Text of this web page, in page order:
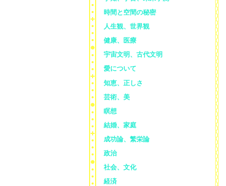
時間と空間の秘密
人生観、世界観
健康、医療
宇宙文明、古代文明
愛について
知恵、正しさ
芸術、美
瞑想
結婚、家庭
成功論、繁栄論
政治
社会、文化
経済